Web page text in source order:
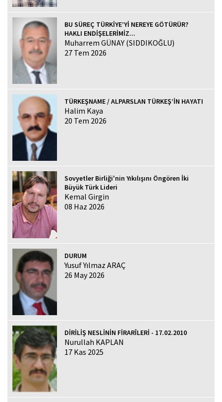
BU SÜREÇ TÜRKİYE’Yİ NEREYE GÖTÜRÜR?
HAKLI ENDİŞELERİMİZ...
Muharrem GÜNAY (SIDDIKOĞLU)
27 Tem 2026
TÜRKEŞNAME / ALPARSLAN TÜRKEŞ’İN HAYATI
Halim Kaya
20 Tem 2026
Sovyetler Birliği'nin Yıkılışını Öngören İki
Büyük Türk Lideri
Kemal Girgin
08 Haz 2026
DURUM
Yusuf Yılmaz ARAÇ
26 May 2026
DİRİLİŞ NESLİNİN FİRARÎLERİ - 17.02.2010
Nurullah KAPLAN
17 Kas 2025